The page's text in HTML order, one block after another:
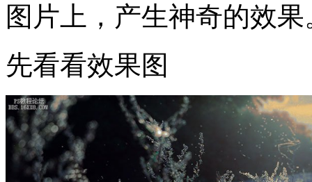
图片上，产生神奇的效果
先看看效果图